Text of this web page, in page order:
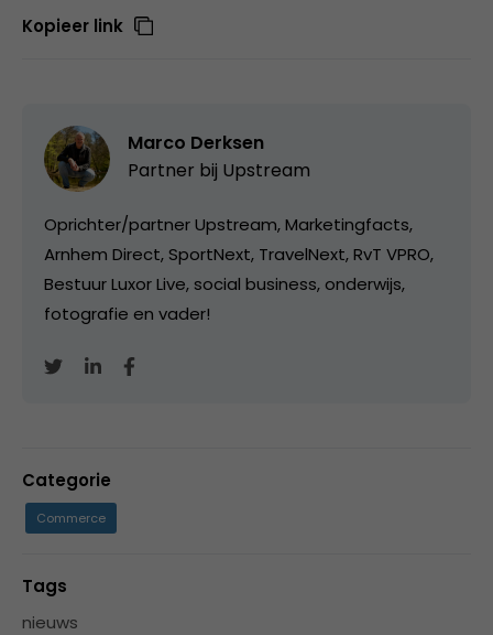
Kopieer link
Marco Derksen
Partner bij Upstream
Oprichter/partner Upstream, Marketingfacts,
Arnhem Direct, SportNext, TravelNext, RvT VPRO,
Bestuur Luxor Live, social business, onderwijs,
fotografie en vader!
Categorie
Commerce
Tags
nieuws